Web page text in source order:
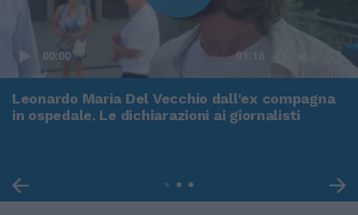
00:00 01:16
Leonardo Maria Del Vecchio dall'ex compagna
in ospedale. Le dichiarazioni ai giornalisti